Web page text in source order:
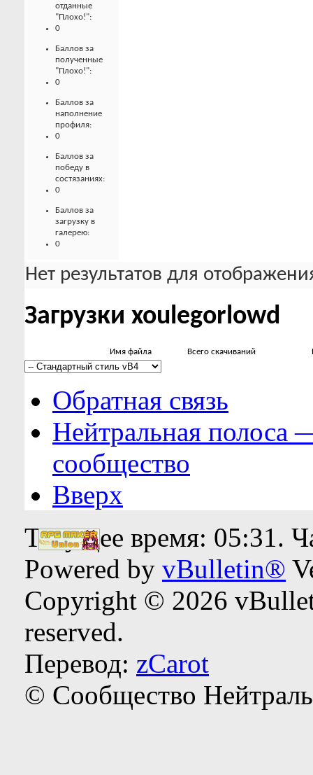
отданные
"Плохо!":
0
Баллов за
полученные
"Плохо!":
0
Баллов за
наполнение
профиля:
0
Баллов за
победу в
состязаниях:
0
Баллов за
загрузку в
галерею:
0
Нет результатов для
Загрузки xoulegorlowd
Имя файла Всего скачиваний
Обратная связь
Нейтральная полоса
сообщество
Вверх
Текущее время: 05:31.
Powered by vBulletin®
Copyright © 2026
reserved.
Перевод: zCarot
© Сообщество